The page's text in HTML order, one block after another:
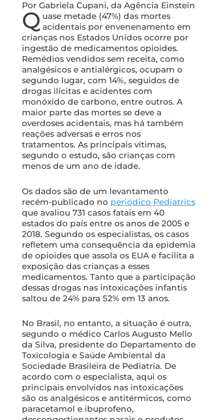
Por Gabriela Cupani, da Agência Einstein
Q uase metade (47%) das mortes
acidentais por envenenamento em
crianças nos Estados Unidos ocorre por
ingestão de medicamentos opioides.
Remédios vendidos sem receita, como
analgésicos e antialérgicos, ocupam o
segundo lugar, com 14%, seguidos de
drogas ilícitas e acidentes com
monóxido de carbono, entre outros. A
maior parte das mortes se deve a
overdoses acidentais, mas há também
reações adversas e erros nos
tratamentos. As principais vítimas,
segundo o estudo, são crianças com
menos de um ano de idade.
Os dados são de um levantamento
recém-publicado no periódico Pediatrics
que avaliou 731 casos fatais em 40
estados do país entre os anos de 2005 e
2018. Segundo os especialistas, os casos
refletem uma consequência da epidemia
de opioides que assola os EUA e facilita a
exposição das crianças a esses
medicamentos. Tanto que a participação
dessas drogas nas intoxicações infantis
saltou de 24% para 52% em 13 anos.
No Brasil, no entanto, a situação é outra,
segundo o médico Carlos Augusto Mello
da Silva, presidente do Departamento de
Toxicologia e Saúde Ambiental da
Sociedade Brasileira de Pediatria. De
acordo com o especialista, aqui os
principais envolvidos nas intoxicações
são os analgésicos e antitérmicos, como
paracetamol e ibuprofeno,